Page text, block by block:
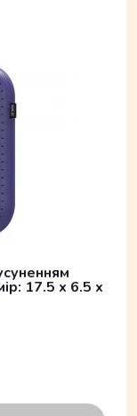
17.5 x 6.5 x